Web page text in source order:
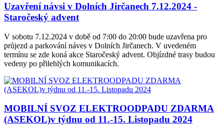
Uzavření návsi v Dolních Jirčanech 7.12.2024 -
Staročeský advent
V sobotu 7.12.2024 v době od 7:00 do 20:00 bude uzavřena pro
průjezd a parkování náves v Dolních Jirčanech. V uvedeném
termínu se zde koná akce Staročeský advent. Objízdné trasy budou
vedeny po přilehlých komunikacích.
MOBILNÍ SVOZ ELEKTROODPADU ZDARMA
(ASEKOL)v týdnu od 11.-15. Listopadu 2024